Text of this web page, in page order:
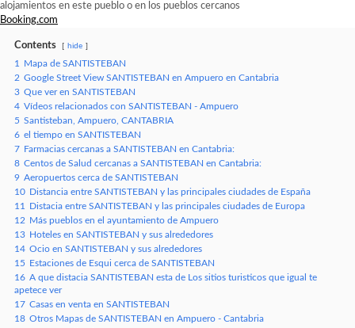
alojamientos en este pueblo o en los pueblos cercanos
Booking.com
Contents hide
1
Mapa de SANTISTEBAN
2 Google Street View SANTISTEBAN en Ampuero en Cantabria
3 Que ver en SANTISTEBAN
4 Vídeos relacionados con SANTISTEBAN - Ampuero
5 Santisteban, Ampuero, CANTABRIA
6 el tiempo en SANTISTEBAN
7
Farmacias cercanas a SANTISTEBAN en Cantabria:
8 Centos de Salud cercanas a SANTISTEBAN en Cantabria:
9 Aeropuertos cerca de SANTISTEBAN
10
Distancia entre SANTISTEBAN y las principales ciudades de España
11
Distacia entre SANTISTEBAN y las principales ciudades de Europa
12
Más pueblos en el ayuntamiento de Ampuero
13
Hoteles en SANTISTEBAN y sus alrededores
14 Ocio en SANTISTEBAN y sus alrededores
15
Estaciones de Esqui cerca de SANTISTEBAN
16 A que distacia SANTISTEBAN esta de Los sitios turisticos que igual te
apetece ver
17 Casas en venta en SANTISTEBAN
18 Otros Mapas de SANTISTEBAN en Ampuero - Cantabria